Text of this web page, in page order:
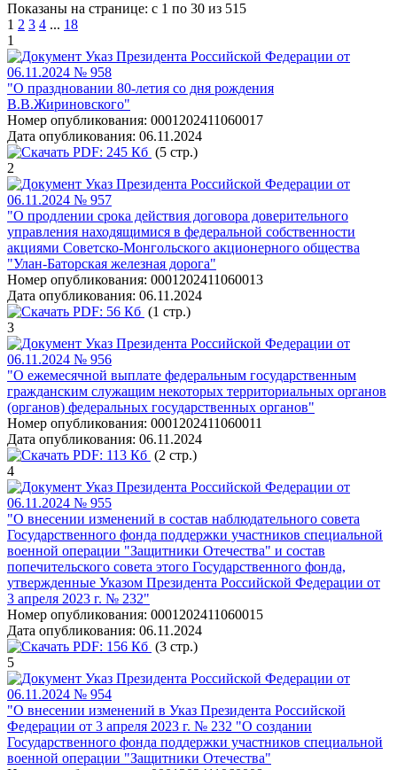
Показаны на странице: с 1 по 30 из 515
1 2 3 4 ... 18
1
Указ Президента Российской Федерации от
06.11.2024 № 958
"О праздновании 80-летия со дня рождения
В.В.Жириновского"
Номер опубликования: 0001202411060017
Дата опубликования: 06.11.2024
PDF: 245 Кб (5 стр.)
2
Указ Президента Российской Федерации от
06.11.2024 № 957
"О продлении срока действия договора доверительного
управления находящимися в федеральной собственности
акциями Советско-Монгольского акционерного общества
"Улан-Баторская железная дорога"
Номер опубликования: 0001202411060013
Дата опубликования: 06.11.2024
PDF: 56 Кб (1 стр.)
3
Указ Президента Российской Федерации от
06.11.2024 № 956
"О ежемесячной выплате федеральным государственным
гражданским служащим некоторых территориальных органов
(органов) федеральных государственных органов"
Номер опубликования: 0001202411060011
Дата опубликования: 06.11.2024
PDF: 113 Кб (2 стр.)
4
Указ Президента Российской Федерации от
06.11.2024 № 955
"О внесении изменений в состав наблюдательного совета
Государственного фонда поддержки участников специальной
военной операции "Защитники Отечества" и состав
попечительского совета этого Государственного фонда,
утвержденные Указом Президента Российской Федерации от
3 апреля 2023 г. № 232"
Номер опубликования: 0001202411060015
Дата опубликования: 06.11.2024
PDF: 156 Кб (3 стр.)
5
Указ Президента Российской Федерации от
06.11.2024 № 954
"О внесении изменений в Указ Президента Российской
Федерации от 3 апреля 2023 г. № 232 "О создании
Государственного фонда поддержки участников специальной
военной операции "Защитники Отечества"